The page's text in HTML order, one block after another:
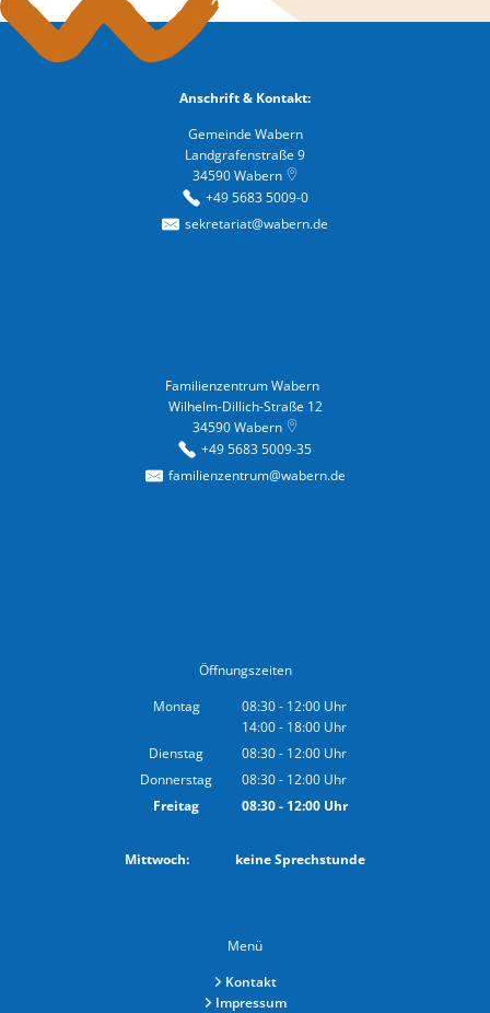
Anschrift & Kontakt:
Gemeinde Wabern
Landgrafenstraße 9
34590 Wabern
+49 5683 5009-0
sekretariat@wabern.de
Familienzentrum Wabern
Wilhelm-Dillich-Straße 12
34590 Wabern
+49 5683 5009-35
familienzentrum@wabern.de
Öffnungszeiten
Montag
08:30- 12:00 Uhr
Von 08:30 bis 12:00 Uhr
14:00- 18:00 Uhr
Von 14:00 bis 18:00 Uhr
Dienstag 08:30- 12:00 Uhr
Von 08:30 bis 12:00 Uhr
Donnerstag 08:30- 12:00 Uhr
Von 08:30 bis 12:00 Uhr
Freitag 08:30- 12:00Uhr
Mittwoch: keine Sprechstunde
Menü
Kontakt
Impressum